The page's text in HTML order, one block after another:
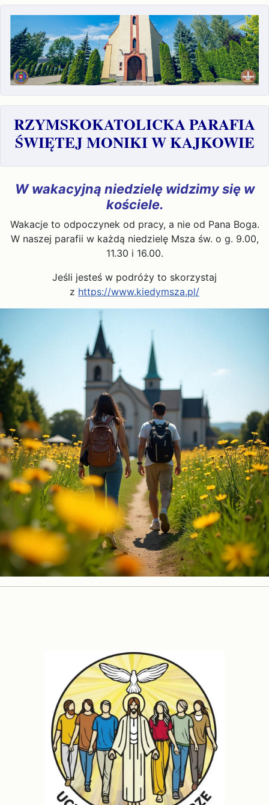
RZYMSKOKATOLICKA PARAFIA
ŚWIĘTEJ MONIKI W KAJKOWIE
W wakacyjną niedzielę widzimy się w
kościele.
Wakacje to odpoczynek od pracy, a nie od Pana Boga.
W naszej parafii w każdą niedzielę Msza św. o g. 9.00,
11.30 i 16.00.
Jeśli jesteś w podróży to skorzystaj
z https://www.kiedymsza.pl/